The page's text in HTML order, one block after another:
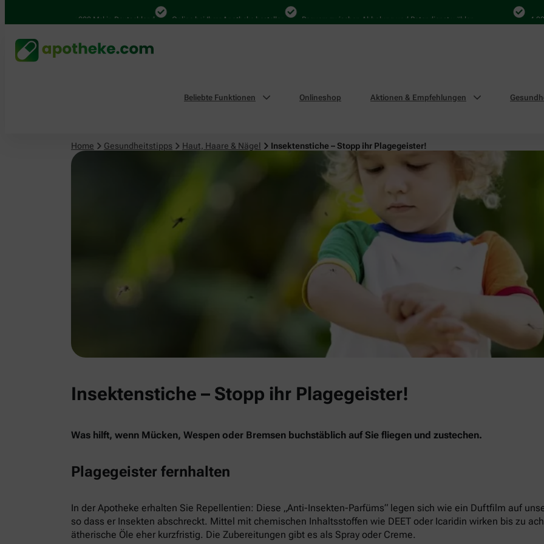
4.000 Mal in Deutschland Online bei Ihrer Apotheke bestellen Bequem zwischen Abholung und Botendienst wählen 4.000
Beliebte Funktionen Onlineshop Aktionen & Empfehlungen
Home Gesundheitstipps Haut, Haare & Nägel Insektenstiche – Stopp ihr Plagegeister!
Haut, Haare & Nägel
Insektenstiche – Stopp ihr Plagegeister!
Was hilft, wenn Mücken, Wespen oder Bremsen buchstäblich auf Sie fliegen und zustechen.
Plagegeister fernhalten
In der Apotheke erhalten Sie Repellentien: Diese „Anti-Insekten-Parfüms“ legen sich wie ein Duftfilm auf
so dass er Insekten abschreckt. Mittel mit chemischen Inhaltsstoffen wie DEET oder Icaridin wirken bis zu
ätherische Öle eher kurzfristig. Die Zubereitungen gibt es als Spray oder Creme.